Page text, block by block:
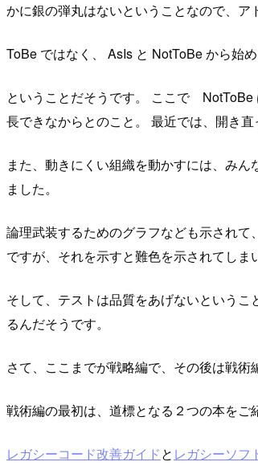
かに銀の弾丸はないということなので、ア
ToBe ではなく、 AsIs と NotToBe から始
ということだそうです。 ここで NotToBe
長できなからとのこと。 最近では、開き
また、動きにくい組織を動かすには、み
ました。
論理武装するためのグラフなども示され
ですが、それを示すと難色を示されてしま
そして、テストは品質をあげないという
るんだそうです。
さて、ここまでが戦略編で、その後は戦術
戦術編の最初は、道標となる２つの本をご
レガシーコード改善ガイドと レガシーソフ